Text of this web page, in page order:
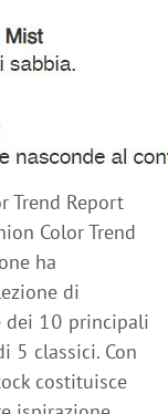
Trend Report
Color Trend
ha
di
dei 10 principali
5 classici. Con
costituisce